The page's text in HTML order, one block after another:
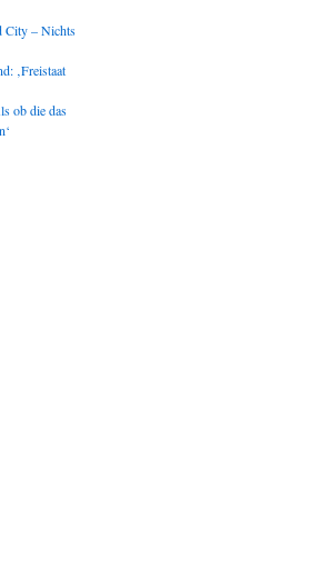
City – Nichts
‚Freistaat
ob die das